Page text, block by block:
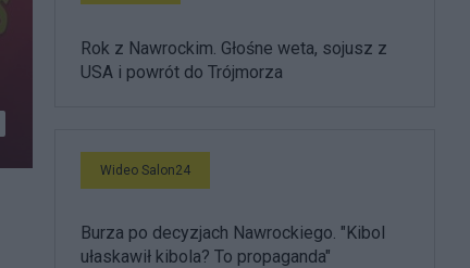
Rok z Nawrockim. Głośne weta, sojusz z
USA i powrót do Trójmorza
Wideo Salon24
Burza po decyzjach Nawrockiego. "Kibol
ułaskawił kibola? To propaganda"